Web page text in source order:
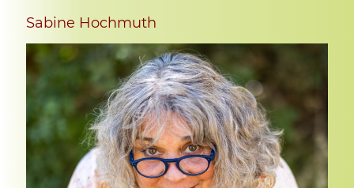
Sabine Hochmuth